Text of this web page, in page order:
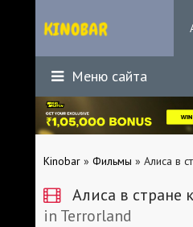
Меню сайта
Kinobar » Фильмы » Алиса в
Алиса в стране
in Terrorland